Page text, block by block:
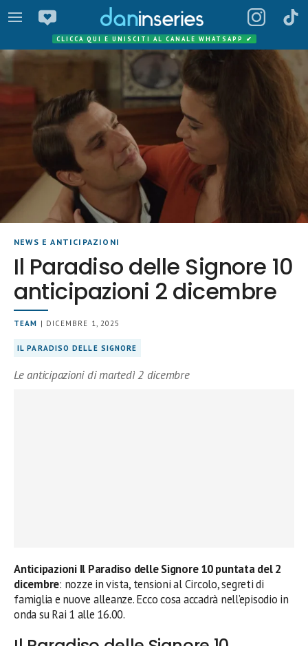
CLICCA QUI E UNISCITI AL CANALE WHATSAPP ✔
NEWS E ANTICIPAZIONI
Il Paradiso delle Signore 10
anticipazioni 2 dicembre
TEAM | DICEMBRE 1, 2025
IL PARADISO DELLE SIGNORE
Le anticipazioni di martedì 2 dicembre
Anticipazioni Il Paradiso delle Signore 10 puntata del 2
dicembre: nozze in vista, tensioni al Circolo, segreti di
famiglia e nuove alleanze. Ecco cosa accadrà nell’episodio in
onda su Rai 1 alle 16.00.